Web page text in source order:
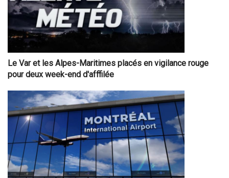
Le Var et les Alpes-Maritimes placés en vigilance rouge
pour deux week-end d'afffilée